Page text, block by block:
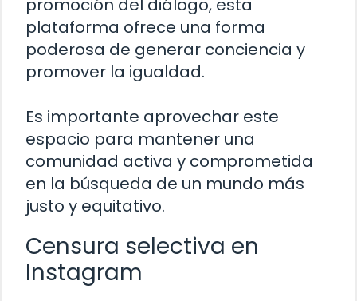
promoción del diálogo, esta
plataforma ofrece una forma
poderosa de generar conciencia y
promover la igualdad.
Es importante aprovechar este
espacio para mantener una
comunidad activa y comprometida
en la búsqueda de un mundo más
justo y equitativo.
Censura selectiva en
Instagram